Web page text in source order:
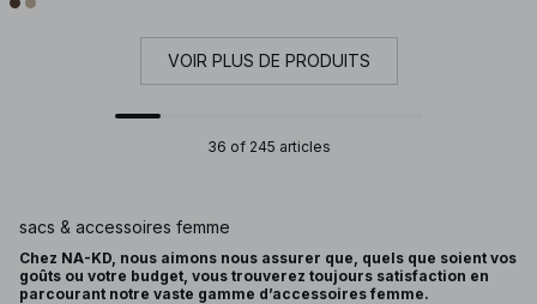
VOIR PLUS DE PRODUITS
36 of 245 articles
sacs & accessoires femme
Chez NA-KD, nous aimons nous assurer que, quels que soient vos
goûts ou votre budget, vous trouverez toujours satisfaction en
parcourant notre vaste gamme d’accessoires femme.